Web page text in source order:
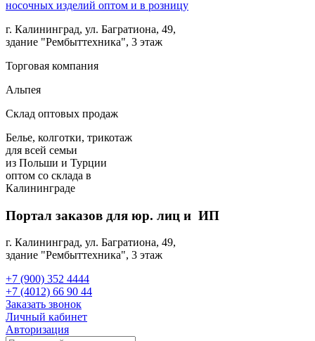
г. Калининград, ул. Багратиона, 49,
здание "Рембыттехника", 3 этаж
Торговая компания
Альпея
Склад оптовых продаж
Белье, колготки, трикотаж
для всей семьи
из Польши и Турции
оптом со склада в
Калининграде
Портал заказов для юр. лиц и ИП
г. Калининград, ул. Багратиона, 49,
здание "Рембыттехника", 3 этаж
+7 (900) 352 4444
+7 (4012) 66 90 44
Заказать звонок
Личный кабинет
Авторизация